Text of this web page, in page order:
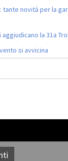
tante novità per la
aggiudicano la 31a
si avvicina